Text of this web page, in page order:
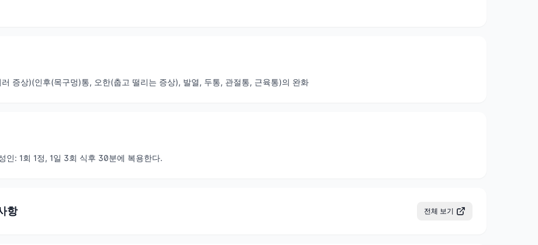
증상)(인후(목구멍)통, 오한(춥고 떨리는 증상), 발열, 두통, 관절통, 근육통)의 완화
인: 1회 1정, 1일 3회 식후 30분에 복용한다.
항 전체 보기